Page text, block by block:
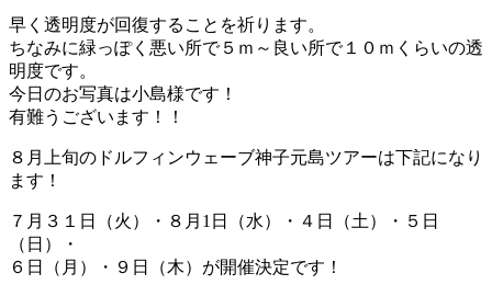
早く透明度が回復することを祈ります。
ちなみに緑っぽく悪い所で５ｍ～良い所で１０ｍくらいの透
明度です。
今日のお写真は小島様です！
有難うございます！！
８月上旬のドルフィンウェーブ神子元島ツアーは下記になり
ます！
７月３１日（火）・８月1日（水）・４日（土）・５日
（日）・
６日（月）・９日（木）が開催決定です！